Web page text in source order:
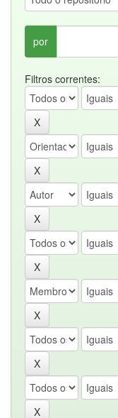
por
Filtros correntes: